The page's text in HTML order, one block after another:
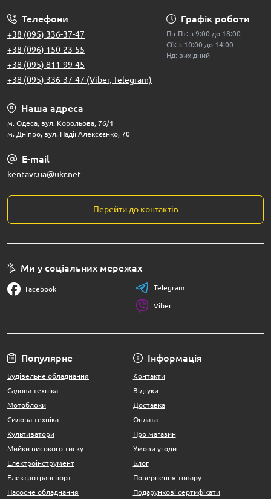
Телефони
+38 (095) 336-37-47
+38 (096) 150-23-55
+38 (095) 811-99-45
+38 (095) 336-37-47 (Viber, Telegram)
Графік роботи
Пн-Пт: з 9:00 до 18:00
Сб: з 10:00 до 14:00
Нд: вихідний
Наша адреса
м. Одеса, вул. Корольова, 76/1
м. Дніпро, вул. Надії Алексєєнко, 70
E-mail
kentavr.ua@ukr.net
Перейти до контактів
Популярне
Будівельне обладнання
Садова техніка
Мотоблоки
Силова техніка
Культиватори
Мийки високого тиску
Електроінструмент
Електротранспорт
Насосне обладнання
Інформація
Контакти
Відгуки
Доставка
Оплата
Про магазин
Умови угоди
Блог
Повернення товару
Подарункові сертифікати
Ми у соціальних мережах
Facebook Telegram
Viber